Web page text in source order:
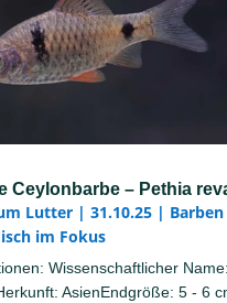
Ceylonbarbe – Pethia
Lutter| 31.10.25|
im Fokus
Wissenschaftlicher Name:
AsienEndgröße: 5 - 6